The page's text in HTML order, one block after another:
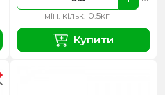
мін. кільк. 0.5кг
Купити